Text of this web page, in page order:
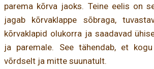
parema kõrva jaoks. Teine eelis on
jagab kõrvaklappe sõbraga,
kõrvaklapid olukorra ja saadavad
ja paremale. See tähendab, et
võrdselt ja mitte suunatult.